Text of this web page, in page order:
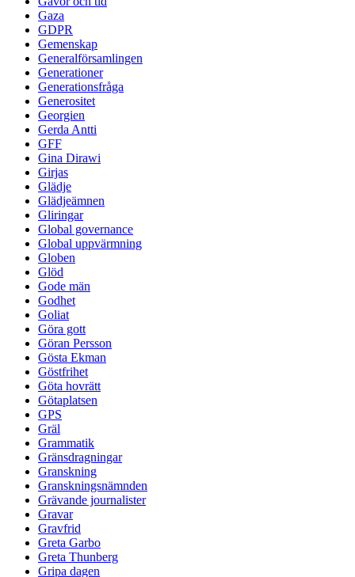
Gaza
GDPR
Gemenskap
Generalförsamlingen
Generationer
Generationsfråga
Generositet
Georgien
Gerda Antti
GFF
Gina Dirawi
Girjas
Glädje
Glädjeämnen
Gliringar
Global governance
Global uppvärmning
Globen
Glöd
Gode män
Godhet
Goliat
Göra gott
Göran Persson
Gösta Ekman
Göstfrihet
Göta hovrätt
Götaplatsen
GPS
Gräl
Grammatik
Gränsdragningar
Granskning
Granskningsnämnden
Grävande journalister
Gravar
Gravfrid
Greta Garbo
Greta Thunberg
Gripa dagen